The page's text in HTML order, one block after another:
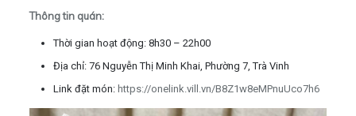
Thông tin quán:
Thời gian hoạt động: 8h30 – 22h00
Địa chỉ: 76 Nguyễn Thị Minh Khai, Phường 7, Trà Vinh
Link đặt món: https://onelink.vill.vn/B8Z1w8eMPnuUco7h6